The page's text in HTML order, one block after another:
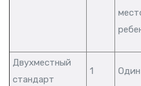
Двухместный
стандарт
1 Один